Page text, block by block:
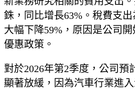
銖，同比增長63%。稅費支
大幅下降59%，原因是公司
優惠政策。
對於2026年第2季度，公司預
顯著放緩，因為汽車行業進